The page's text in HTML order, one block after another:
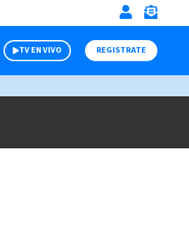
TV EN VIVO REGISTRATE